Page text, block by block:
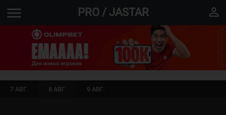
menu PRO / JASTAR perm_identity
7 АВГ. 8 АВГ. 9 АВГ.